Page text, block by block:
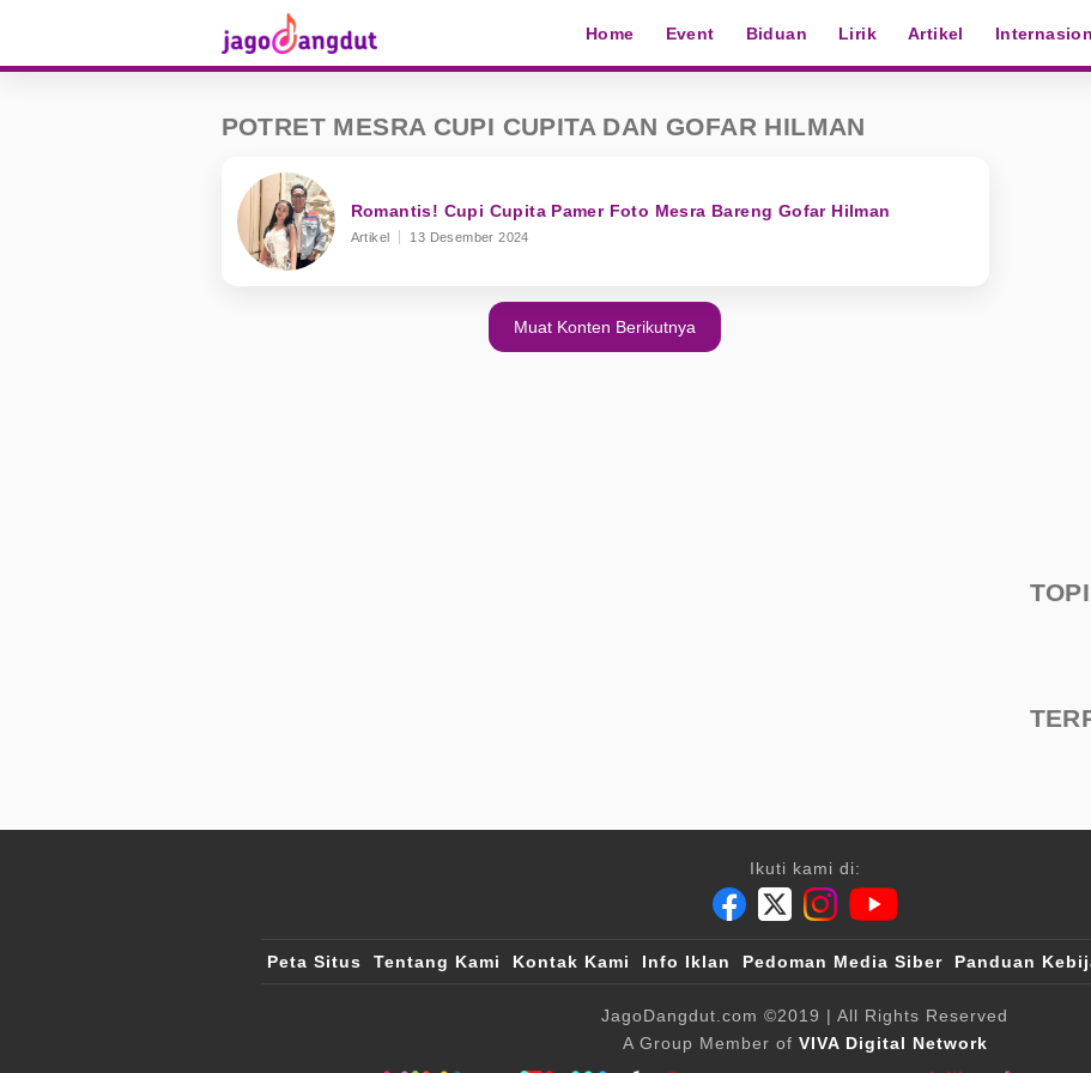
Home Event Biduan Lirik Artikel
POTRET MESRA CUPI CUPITA DAN GOFAR HILMAN
Romantis! Cupi Cupita Pamer Foto Mesra Bareng Gofar Hilman
Artikel 13 Desember 2024
Muat Konten Berikutnya
Ikuti kami di:
Peta Situs Tentang Kami Kontak Kami Info Iklan Pedoman Media Siber Panduan
JagoDangdut.com ©2019 | All Rights Reserved
A Group Member of VIVA Digital Network